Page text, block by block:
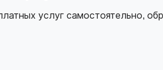
услуг самостоятельно,